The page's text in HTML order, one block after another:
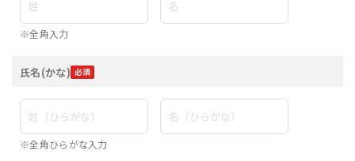
※全角入力
氏名(かな)
※全角ひらがな入力